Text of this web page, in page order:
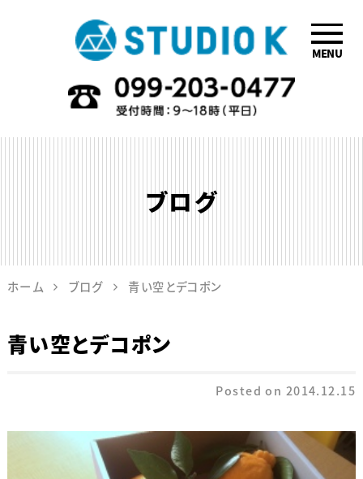
鹿児島のデザイ
ン会社STUDIO
MENU
ブログ
ホーム ブログ 青い空とデコポン
青い空とデコポン
Posted on 2014.12.15